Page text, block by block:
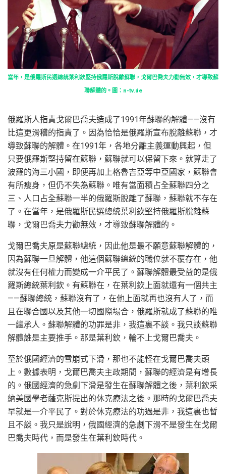
當年，是俄羅斯民選總統葉利欽堅持俄羅斯脫離蘇聯，戈爾巴喬夫力勸無效，才導致蘇
聯解體的。圖：n-tv.de
俄羅斯人指責戈爾巴喬夫造成了1991年蘇聯的解體——沒有
比這更滑稽的指責了。因為恰恰是俄羅斯宣布脫離蘇聯，才
導致蘇聯的解體。在1991年，各地分離主義運動興起，但
只要俄羅斯堅持留在蘇聯，蘇聯就可以保留下來。就算走了
波羅的海三小國，即便再加上格魯吉亞等中亞國家，蘇聯會
有所瘦身，但仍不失為蘇聯。唯有當面積占全蘇聯四分之
三、人口占全蘇聯一半的俄羅斯脫離了蘇聯，蘇聯就不存在
了。在當年，是俄羅斯民選總統葉利欽堅持俄羅斯脫離蘇
聯，戈爾巴喬夫力勸無效，才導致蘇聯解體的。
戈爾巴喬夫原是蘇聯總統，因此他是最不願意蘇聯解體的，
因為蘇聯一旦解體，他這個蘇聯總統的職位就不覆存在，他
就沒有任何權力而變成一介平民了。蘇聯解體最受益的是俄
羅斯總統葉利欽。有蘇聯在，在葉利欽上面就還有一個共主
——蘇聯總統，蘇聯沒有了，在他上面就再也沒有人了，而
且在聯合國以及其他一切國際場合，俄羅斯就成了蘇聯的唯
一繼承人。蘇聯解體的功罪是非，我這裏不談。我只談蘇聯
解體誰是主要推手。那是葉利欽，輪不上戈爾巴喬夫。
至於俄國經濟的雪崩式下滑，那也不能怪在戈爾巴喬夫頭
上。數據表明，戈爾巴喬夫主政期間，蘇聯的經濟是有增長
的。俄國經濟的急劇下滑是發生在蘇聯解體之後，葉利欽采
納美國學者薩克斯提出的休克療法之後。那時的戈爾巴喬夫
早就是一介平民了。對於休克療法的功過是非，我這裏也暫
且不談。我只是說明，俄國經濟的急劇下滑不是發生在戈爾
巴喬夫時代，而是發生在葉利欽時代。